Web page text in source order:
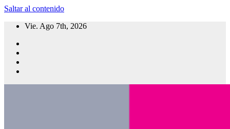
Saltar al contenido
Vie. Ago 7th, 2026